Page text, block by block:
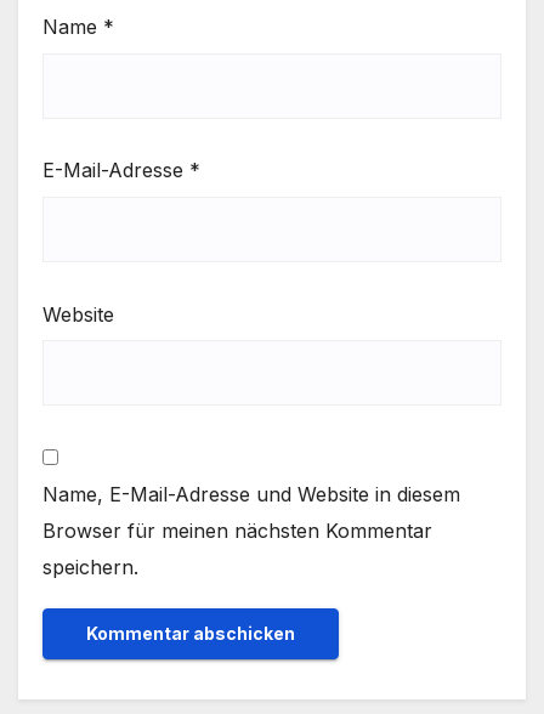
Name *
E-Mail-Adresse *
Website
Name, E-Mail-Adresse und Website in diesem
Browser für meinen nächsten Kommentar
speichern.